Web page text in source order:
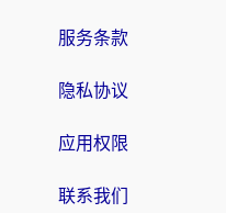
服务条款
隐私协议
应用权限
联系我们